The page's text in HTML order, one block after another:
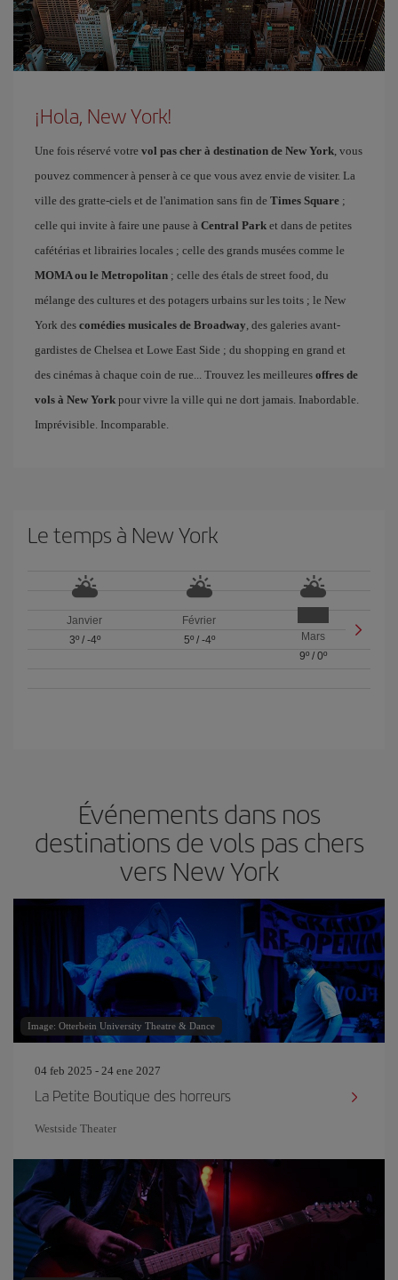
¡Hola, New York!
Une fois réservé votre vol pas cher à destination de New York, vous
pouvez commencer à penser à ce que vous avez envie de visiter. La
ville des gratte-ciels et de l'animation sans fin de Times Square ;
celle qui invite à faire une pause à Central Park et dans de petites
cafétérias et librairies locales ; celle des grands musées comme le
MOMA ou le Metropolitan ; celle des étals de street food, du
mélange des cultures et des potagers urbains sur les toits ; le New
York des comédies musicales de Broadway, des galeries avant-
gardistes de Chelsea et Lowe East Side ; du shopping en grand et
des cinémas à chaque coin de rue... Trouvez les meilleures offres de
vols à New York pour vivre la ville qui ne dort jamais. Inabordable.
Imprévisible. Incomparable.
Le temps à New York
Janvier
3º/ -4º
Février
5º/ -4º
Mars
9º /0º
Événements dans nos
destinations de vols pas chers
vers New York
Image: Otterbein University Theatre & Dance
04 feb 2025 - 24 ene 2027
La Petite Boutique des horreurs
Westside Theater